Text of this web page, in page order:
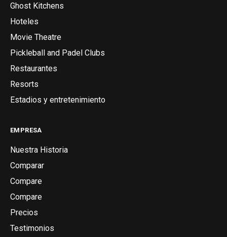
Ghost Kitchens
Hoteles
Movie Theatre
Pickleball and Padel Clubs
Restaurantes
Resorts
Estadios y entretenimiento
EMPRESA
Nuestra Historia
Comparar
Compare
Compare
Precios
Testimonios